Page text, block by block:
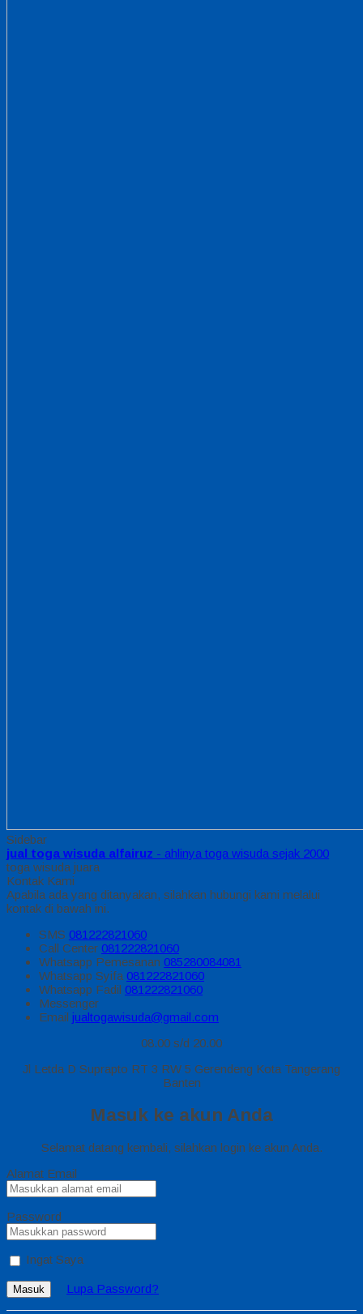
Sidebar
jual toga wisuda alfairuz - ahlinya toga wisuda sejak 2000
toga wisuda juara
Kontak Kami
Apabila ada yang ditanyakan, silahkan hubungi kami melalui
kontak di bawah ini.
SMS 081222821060
Call Center 081222821060
Whatsapp Pemesanan 085280084081
Whatsapp Syifa 081222821060
Whatsapp Fadil 081222821060
Messenger
Email jualtogawisuda@gmail.com
08.00 s/d 20.00
Jl Letda D Suprapto RT 3 RW 5 Gerendeng Kota Tangerang
Banten
Masuk ke akun Anda
Selamat datang kembali, silahkan login ke akun Anda.
Alamat Email
Password
Ingat Saya
Masuk Lupa Password?